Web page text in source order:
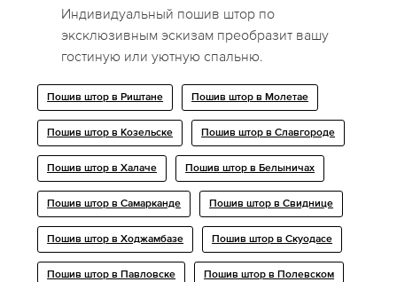
Индивидуальный пошив штор по
эксклюзивным эскизам преобразит вашу
гостиную или уютную спальню.
Пошив штор в Риштане Пошив штор в Молетае
Пошив штор в Козельске Пошив штор в Славгороде
Пошив штор в Халаче Пошив штор в Белыничах
Пошив штор в Самарканде Пошив штор в Свиднице
Пошив штор в Ходжамбазе Пошив штор в Скуодасе
Пошив штор в Павловске Пошив штор в Полевском